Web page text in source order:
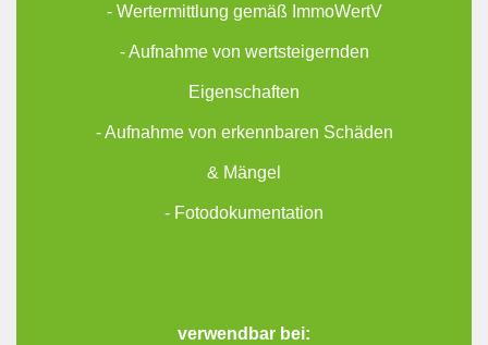
- Wertermittlung gemäß ImmoWertV
- Aufnahme von wertsteigernden
Eigenschaften
- Aufnahme von erkennbaren Schäden
& Mängel
- Fotodokumentation
verwendbar bei: